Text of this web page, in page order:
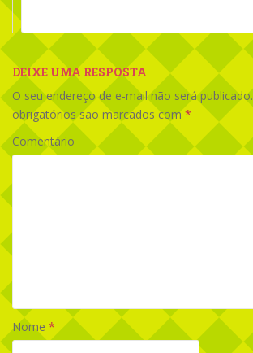
DEIXE UMA RESPOSTA
O seu endereço de e-mail não será publicado.
obrigatórios são marcados com*
Comentário
Nome *